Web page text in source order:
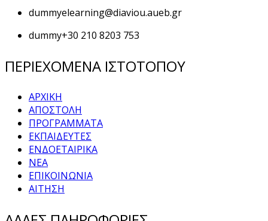
dummyelearning@diaviou.aueb.gr
dummy+30 210 8203 753
ΠΕΡΙΕΧΟΜΕΝΑ ΙΣΤΟΤΟΠΟΥ
ΑΡΧΙΚΗ
ΑΠΟΣΤΟΛΗ
ΠΡΟΓΡΑΜΜΑΤΑ
ΕΚΠΑΙΔΕΥΤΕΣ
ΕΝΔΟΕΤΑΙΡΙΚΑ
ΝΕΑ
ΕΠΙΚΟΙΝΩΝΙΑ
ΑΙΤΗΣΗ